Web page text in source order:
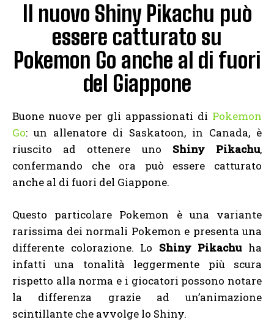
Il nuovo Shiny Pikachu può
essere catturato su
Pokemon Go anche al di fuori
del Giappone
Buone nuove per gli appassionati di Pokemon
Go: un allenatore di Saskatoon, in Canada, è
riuscito ad ottenere uno Shiny Pikachu,
confermando che ora può essere catturato
anche al di fuori del Giappone.
Questo particolare Pokemon è una variante
rarissima dei normali Pokemon e presenta una
differente colorazione. Lo Shiny Pikachuha
infatti una tonalità leggermente più scura
rispetto alla norma e i giocatori possono notare
la differenza grazie ad un’animazione
scintillante che avvolge lo Shiny.